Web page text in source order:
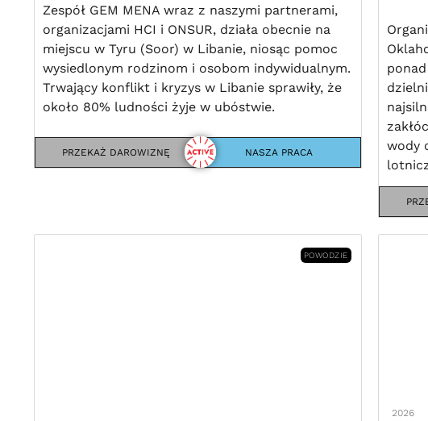
Zespół GEM MENA wraz z naszymi partnerami,
organizacjami HCI i ONSUR, działa obecnie na
miejscu w Tyru (Soor) w Libanie, niosąc pomoc
wysiedlonym rodzinom i osobom indywidualnym.
Trwający konflikt i kryzys w Libanie sprawiły, że
około 80% ludności żyje w ubóstwie.
PRZEKAŻ DAROWIZNĘ NASZA PRACA
wody
POWODZIE
2026